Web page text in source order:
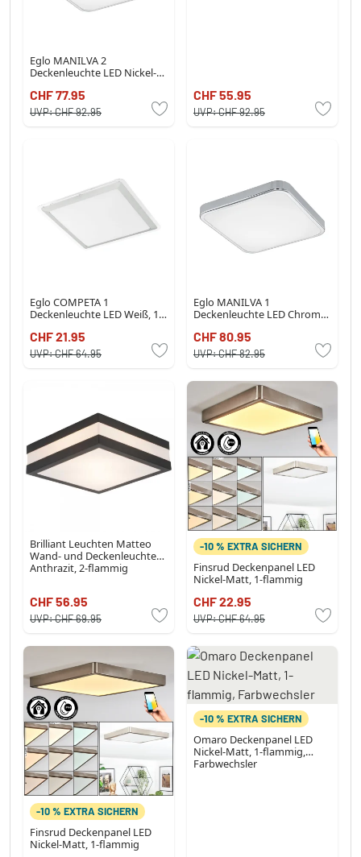
Eglo MANILVA 2
Deckenleuchte LED Nickel-
CHF 77.95
UVP:CHF 92.95
CHF 55.95
UVP:CHF 92.95
Eglo COMPETA 1
Deckenleuchte LED Weiß, 1-
CHF 21.95
UVP:CHF 64.95
Eglo MANILVA 1
Deckenleuchte LED Chrom,
CHF 80.95
UVP:CHF 82.95
Brilliant Leuchten Matteo
Wand- und Deckenleuchte
Anthrazit, 2-flammig
CHF 56.95
UVP:CHF 69.95
-10 % EXTRA SICHERN
Finsrud Deckenpanel LED
Nickel-Matt, 1-flammig
CHF 22.95
UVP:CHF 64.95
-10 % EXTRA SICHERN
Finsrud Deckenpanel LED
Nickel-Matt, 1-flammig
-10 % EXTRA SICHERN
Omaro Deckenpanel LED
Nickel-Matt, 1-flammig,
Farbwechsler